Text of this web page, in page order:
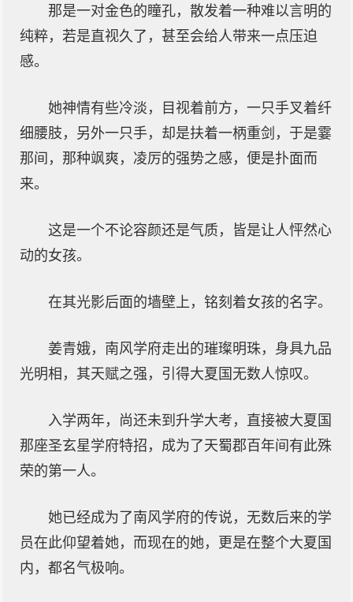
那是一对金色的瞳孔，散发着一种难以言明的
纯粹，若是直视久了，甚至会给人带来一点压迫
感。
她神情有些冷淡，目视着前方，一只手叉着纤
细腰肢，另外一只手，却是扶着一柄重剑，于是霎
那间，那种飒爽，凌厉的强势之感，便是扑面而
来。
这是一个不论容颜还是气质，皆是让人怦然心
动的女孩。
在其光影后面的墙壁上，铭刻着女孩的名字。
姜青娥，南风学府走出的璀璨明珠，身具九品
光明相，其天赋之强，引得大夏国无数人惊叹。
入学两年，尚还未到升学大考，直接被大夏国
那座圣玄星学府特招，成为了天蜀郡百年间有此殊
荣的第一人。
她已经成为了南风学府的传说，无数后来的学
员在此仰望着她，而现在的她，更是在整个大夏国
内，都名气极响。